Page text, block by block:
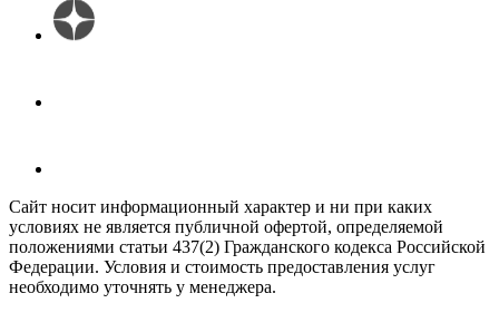
Сайт носит информационный характер и ни при каких
условиях не является публичной офертой, определяемой
положениями статьи 437(2) Гражданского кодекса Российской
Федерации. Условия и стоимость предоставления услуг
необходимо уточнять у менеджера.